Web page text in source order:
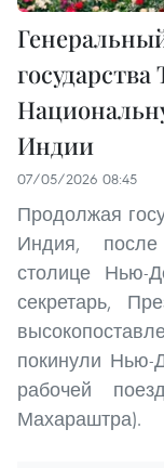
Индии
07/05/2026 08:45
Продолжая
Индия,
столице Нью-
секретарь,
покинули Нью-
рабочей
Махараштра).